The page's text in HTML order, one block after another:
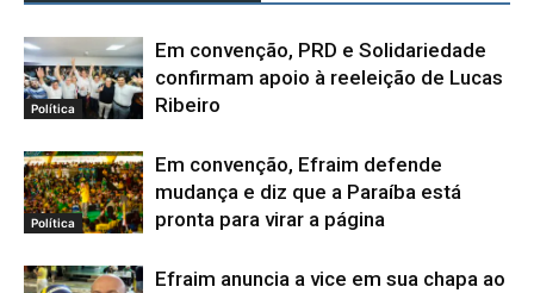
Política
Em convenção, PRD e Solidariedade
confirmam apoio à reeleição de Lucas
Ribeiro
Política
Em convenção, Efraim defende
mudança e diz que a Paraíba está
pronta para virar a página
Efraim anuncia a vice em sua chapa ao